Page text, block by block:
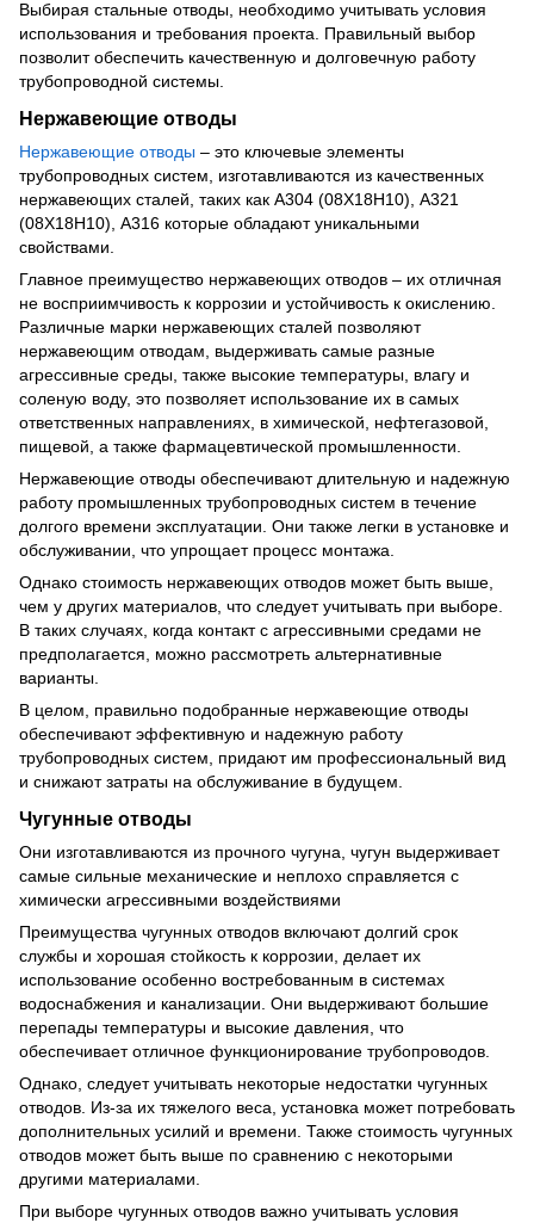
Выбирая стальные отводы, необходимо учитывать условия
использования и требования проекта. Правильный выбор
позволит обеспечить качественную и долговечную работу
трубопроводной системы.
Нержавеющие отводы
Нержавеющие отводы – это ключевые элементы
трубопроводных систем, изготавливаются из качественных
нержавеющих сталей, таких как А304 (08Х18Н10), А321
(08Х18Н10), А316 которые обладают уникальными
свойствами.
Главное преимущество нержавеющих отводов – их отличная
не восприимчивость к коррозии и устойчивость к окислению.
Различные марки нержавеющих сталей позволяют
нержавеющим отводам, выдерживать самые разные
агрессивные среды, также высокие температуры, влагу и
соленую воду, это позволяет использование их в самых
ответственных направлениях, в химической, нефтегазовой,
пищевой, а также фармацевтической промышленности.
Нержавеющие отводы обеспечивают длительную и надежную
работу промышленных трубопроводных систем в течение
долгого времени эксплуатации. Они также легки в установке и
обслуживании, что упрощает процесс монтажа.
Однако стоимость нержавеющих отводов может быть выше,
чем у других материалов, что следует учитывать при выборе.
В таких случаях, когда контакт с агрессивными средами не
предполагается, можно рассмотреть альтернативные
варианты.
В целом, правильно подобранные нержавеющие отводы
обеспечивают эффективную и надежную работу
трубопроводных систем, придают им профессиональный вид
и снижают затраты на обслуживание в будущем.
Чугунные отводы
Они изготавливаются из прочного чугуна, чугун выдерживает
самые сильные механические и неплохо справляется с
химически агрессивными воздействиями
Преимущества чугунных отводов включают долгий срок
службы и хорошая стойкость к коррозии, делает их
использование особенно востребованным в системах
водоснабжения и канализации. Они выдерживают большие
перепады температуры и высокие давления, что
обеспечивает отличное функционирование трубопроводов.
Однако, следует учитывать некоторые недостатки чугунных
отводов. Из-за их тяжелого веса, установка может потребовать
дополнительных усилий и времени. Также стоимость чугунных
отводов может быть выше по сравнению с некоторыми
другими материалами.
При выборе чугунных отводов важно учитывать условия